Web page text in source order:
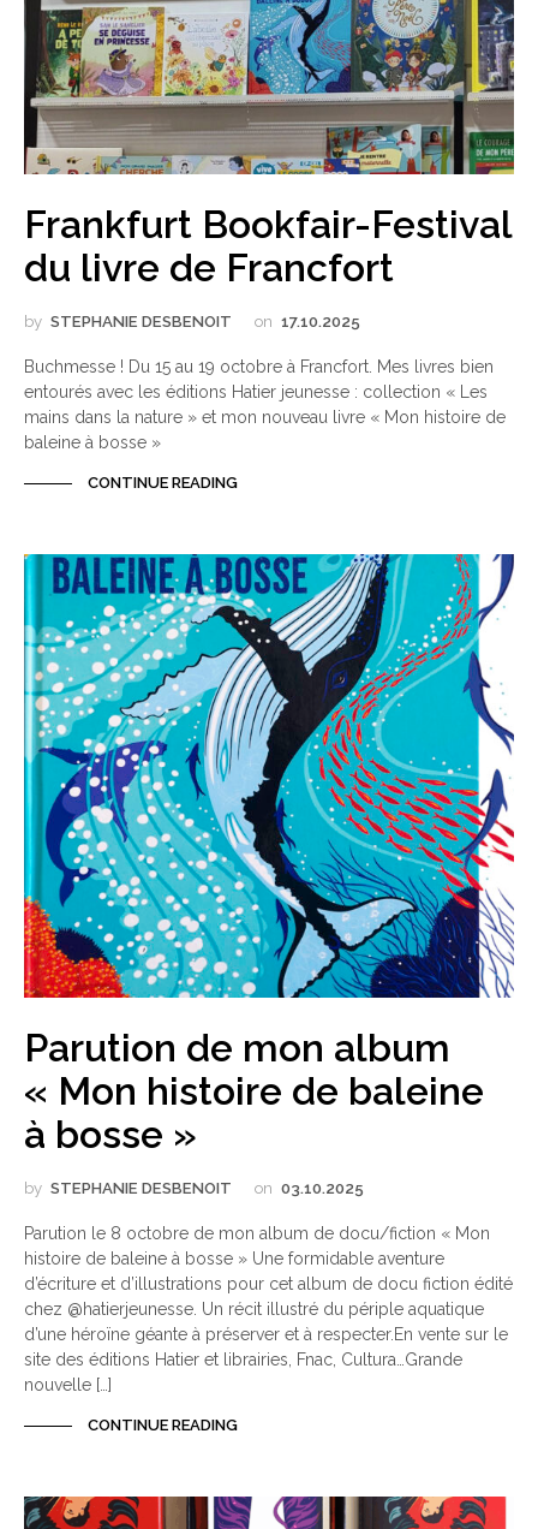
Frankfurt Bookfair-Festival
du livre de Francfort
by STEPHANIE DESBENOIT on 17.10.2025
Buchmesse ! Du 15 au 19 octobre à Francfort. Mes livres bien
entourés avec les éditions Hatier jeunesse : collection « Les
mains dans la nature » et mon nouveau livre « Mon histoire de
baleine à bosse »
CONTINUE READING
Parution de mon album
« Mon histoire de baleine
à bosse »
by STEPHANIE DESBENOIT on 03.10.2025
Parution le 8 octobre de mon album de docu/fiction « Mon
histoire de baleine à bosse » Une formidable aventure
d’écriture et d’illustrations pour cet album de docu fiction édité
chez @hatierjeunesse. Un récit illustré du périple aquatique
d’une héroïne géante à préserver et à respecter.En vente sur le
site des éditions Hatier et librairies, Fnac, Cultura…Grande
nouvelle […]
CONTINUE READING